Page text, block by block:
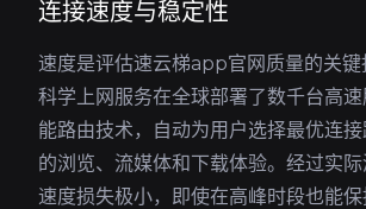
连接速度与稳定性
速度是评估速云梯app官网质量的关键
科学上网服务在全球部署了数千台高
能路由技术，自动为用户选择最优连
的浏览、流媒体和下载体验。经过实
速度损失极小，即使在高峰时段也能